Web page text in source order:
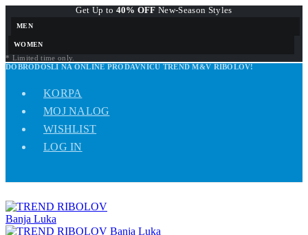
Get Up to 40% OFF New-Season Styles
MEN
WOMEN
* Limited time only.
DOBRODOŠLI NA ONLINE PRODAVNICU TREND M&V RIBOLOV!
KORPA
MOJ NALOG
WISHLIST
LOG IN